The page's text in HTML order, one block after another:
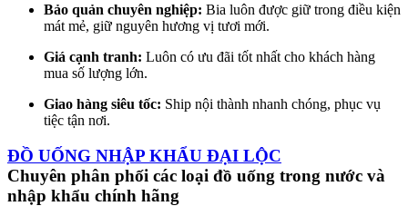
Bảo quản chuyên nghiệp: Bia luôn được giữ trong điều kiện
mát mẻ, giữ nguyên hương vị tươi mới.
Giá cạnh tranh: Luôn có ưu đãi tốt nhất cho khách hàng
mua số lượng lớn.
Giao hàng siêu tốc: Ship nội thành nhanh chóng, phục vụ
tiệc tận nơi.
ĐỒ UỐNG NHẬP KHẨU ĐẠI LỘC
Chuyên phân phối các loại đồ uống trong nước và
nhập khẩu chính hãng